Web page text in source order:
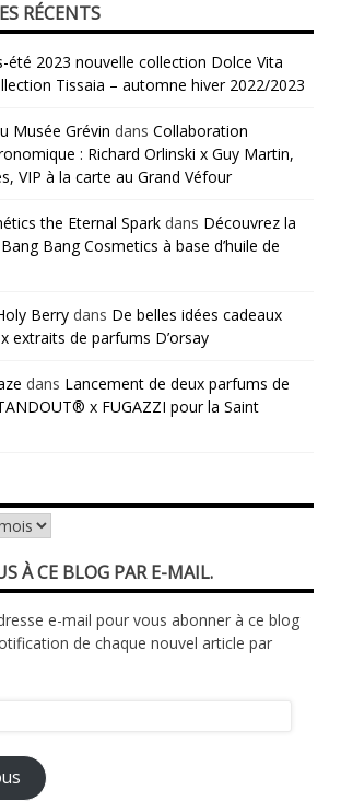
RÉCENTS
été 2023 nouvelle collection Dolce Vita
Tissaia – automne hiver 2022/2023
Musée Grévin dans Collaboration
: Richard Orlinski x Guy Martin,
VIP à la carte au Grand Véfour
the Eternal Spark dans Découvrez la
Bang Cosmetics à base d’huile de
Berry dans De belles idées cadeaux
extraits de parfums D’orsay
dans Lancement de deux parfums de
x FUGAZZI pour la Saint
À CE BLOG PAR E-MAIL.
e-mail pour vous abonner à ce blog
de chaque nouvel article par